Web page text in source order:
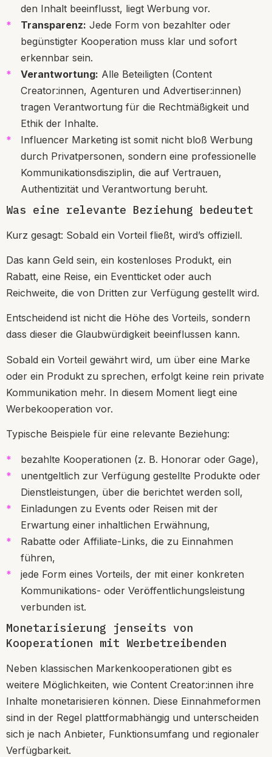
den Inhalt beeinflusst, liegt Werbung vor.
Transparenz: Jede Form von bezahlter oder
begünstigter Kooperation muss klar und sofort
erkennbar sein.
Verantwortung: Alle Beteiligten (Content
Creator:innen, Agenturen und Advertiser:innen)
tragen Verantwortung für die Rechtmäßigkeit und
Ethik der Inhalte.
Influencer Marketing ist somit nicht bloß Werbung
durch Privatpersonen, sondern eine professionelle
Kommunikationsdisziplin, die auf Vertrauen,
Authentizität und Verantwortung beruht.
Was eine relevante Beziehung bedeutet
Kurz gesagt: Sobald ein Vorteil fließt, wird’s offiziell.
Das kann Geld sein, ein kostenloses Produkt, ein
Rabatt, eine Reise, ein Eventticket oder auch
Reichweite, die von Dritten zur Verfügung gestellt wird.
Entscheidend ist nicht die Höhe des Vorteils, sondern
dass dieser die Glaubwürdigkeit beeinflussen kann.
Sobald ein Vorteil gewährt wird, um über eine Marke
oder ein Produkt zu sprechen, erfolgt keine rein private
Kommunikation mehr. In diesem Moment liegt eine
Werbekooperation vor.
Typische Beispiele für eine relevante Beziehung:
bezahlte Kooperationen (z. B. Honorar oder Gage),
unentgeltlich zur Verfügung gestellte Produkte oder
Dienstleistungen, über die berichtet werden soll,
Einladungen zu Events oder Reisen mit der
Erwartung einer inhaltlichen Erwähnung,
Rabatte oder Affiliate-Links, die zu Einnahmen
führen,
jede Form eines Vorteils, der mit einer konkreten
Kommunikations- oder Veröffentlichungsleistung
verbunden ist.
Monetarisierung jenseits von
Kooperationen mit Werbetreibenden
Neben klassischen Markenkooperationen gibt es
weitere Möglichkeiten, wie Content Creator:innen ihre
Inhalte monetarisieren können. Diese Einnahmeformen
sind in der Regel plattformabhängig und unterscheiden
sich je nach Anbieter, Funktionsumfang und regionaler
Verfügbarkeit.